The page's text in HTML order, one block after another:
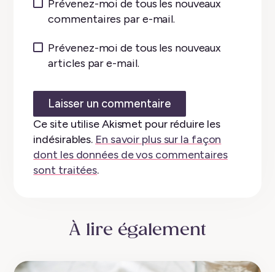
Prévenez-moi de tous les nouveaux
commentaires par e-mail.
Prévenez-moi de tous les nouveaux
articles par e-mail.
Ce site utilise Akismet pour réduire les
indésirables. En savoir plus sur la façon
dont les données de vos commentaires
sont traitées.
À lire également